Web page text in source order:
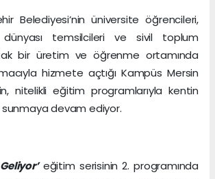
Belediyesi’nin üniversite öğrencileri,
dünyası temsilcileri ve sivil toplum
bir üretim ve öğrenme ortamında
hizmete açtığı Kampüs Mersin
nitelikli eğitim programlarıyla kentin
sunmaya devam ediyor.
eğitim serisinin 2. programında